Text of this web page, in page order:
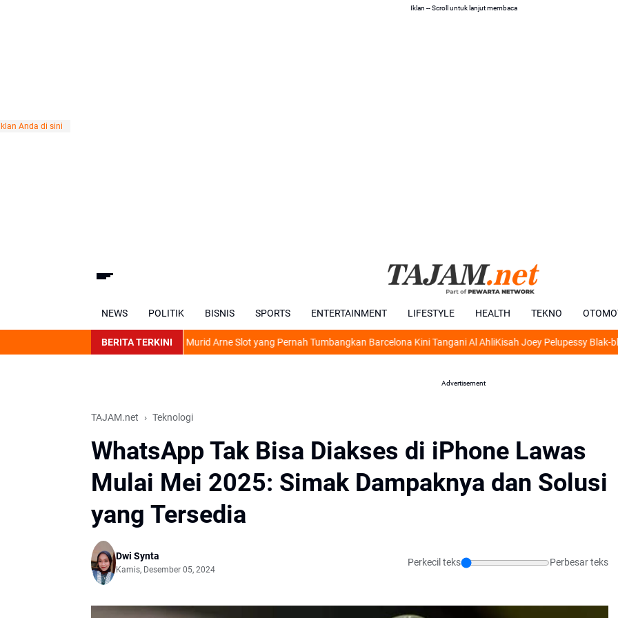
Iklan -- Scroll untuk lanjut membaca
NEWS POLITIK BISNIS SPORTS ENTERTAINMENT LIFESTYLE HEALTH TEKNO
BERITA TERKINI
Profil Marino Pusic, Murid Arne Slot yang Pernah Tumbangkan Barcelona Kini Tangani Al AhliKisah Joey Pelupessy Blak-blakan
Advertisement
TAJAM.net Teknologi
WhatsApp Tak Bisa Diakses di iPhone Lawas
Mulai Mei 2025: Simak Dampaknya dan Solusi
yang Tersedia
Dwi Synta
Kamis, Desember 05, 2024
Perkecil teks Perbesar teks
Anda di sini